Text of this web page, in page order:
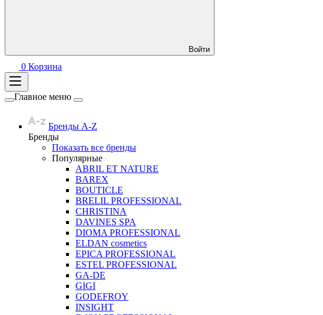
Войти
0 Корзина
Главное меню
Бренды A-Z
Бренды
Показать все бренды
Популярные
ABRIL ET NATURE
BAREX
BOUTICLE
BRELIL PROFESSIONAL
CHRISTINA
DAVINES SPA
DIOMA PROFESSIONAL
ELDAN cosmetics
EPICA PROFESSIONAL
ESTEL PROFESSIONAL
GA-DE
GIGI
GODEFROY
INSIGHT